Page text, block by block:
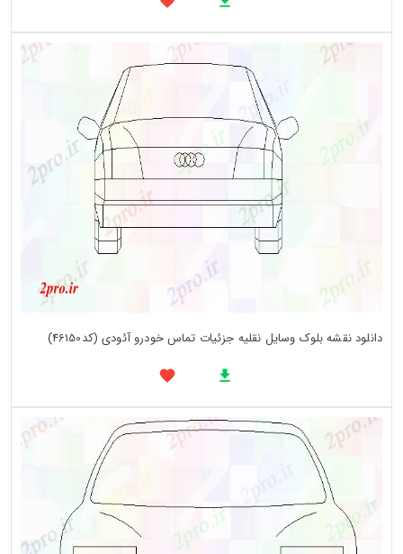
دانلود نقشه بلوک وسایل نقلیه جزئیات تماس خودرو آئودی (کد46150)